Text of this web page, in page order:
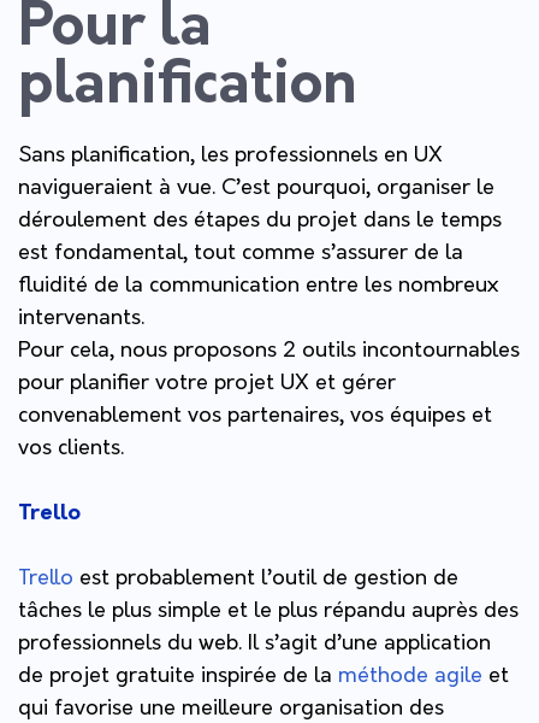
Pour la
planification
Sans planification, les professionnels en UX
navigueraient à vue. C’est pourquoi, organiser le
déroulement des étapes du projet dans le temps
est fondamental, tout comme s’assurer de la
fluidité de la communication entre les nombreux
intervenants.
Pour cela, nous proposons 2 outils incontournables
pour planifier votre projet UX et gérer
convenablement vos partenaires, vos équipes et
vos clients.
Trello
Trello est probablement l’outil de gestion de
tâches le plus simple et le plus répandu auprès des
professionnels du web. Il s’agit d’une application
de projet gratuite inspirée de la méthode agile et
qui favorise une meilleure organisation des